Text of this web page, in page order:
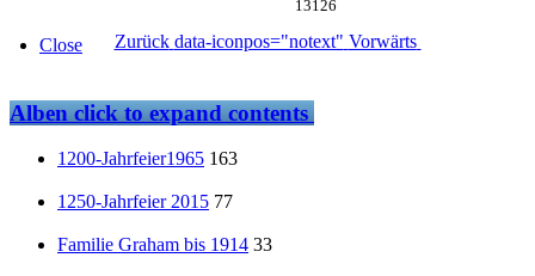
13126
Zurück data-iconpos="notext" Vorwärts
Close
Albenclick to expand contents
1200-Jahrfeier1965 163
1250-Jahrfeier 2015 77
Familie Graham bis 1914 33